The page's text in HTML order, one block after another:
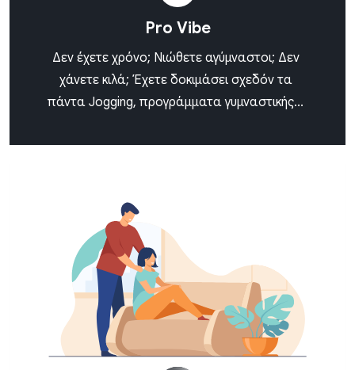
Pro Vibe
Δεν έχετε χρόνο; Νιώθετε αγύμναστοι; Δεν
χάνετε κιλά; Έχετε δοκιμάσει σχεδόν τα
πάντα Jogging, προγράμματα γυμναστικής...